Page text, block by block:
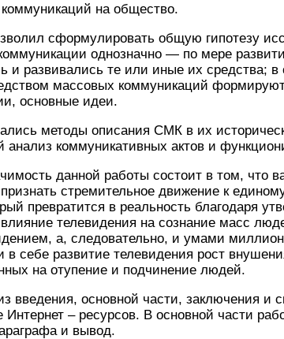
на общество.
сформулировать общую гипотезу
однозначно — по мере
и развивались те или иные их средства;
массовых коммуникаций
основные идеи.
методы описания СМК в их
анализ коммуникативных актов и
данной работы состоит в том, что
стремительное движение к
превратится в реальность благодаря
телевидения на сознание масс
а, следовательно, и умами
в себе развитие телевидения рост
на отупение и подчинение людей.
введения, основной части, заключения и
Интернет – ресурсов. В основной части
и вывод.